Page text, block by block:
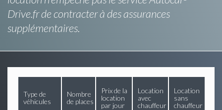
Drive.fr de contracter à des assurances
supplémentaires.
Type de
véhicules
Nombre
de places
Prix de la
location
par jour
Location
avec
chauffeur
Location
sans
chauffeur